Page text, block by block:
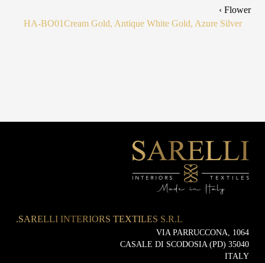
Flower ›
HA-BO01Cream Gold, Antique White Gold, Azure Silver
SARELLI INTERIORS TEXTILES S.R.L.
VIA PARRUCCONA, 1064
35040 CASALE DI SCODOSIA (PD)
ITALY